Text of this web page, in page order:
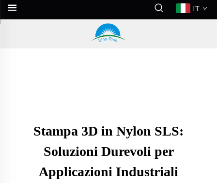
IT
Stampa 3D in Nylon SLS:
Soluzioni Durevoli per
Applicazioni Industriali